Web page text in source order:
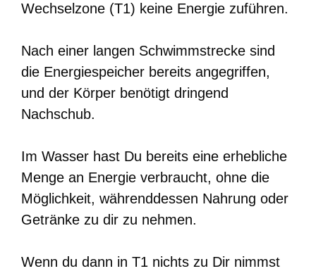
Wechselzone (T1) keine Energie zuführen.
Nach einer langen Schwimmstrecke sind
die Energiespeicher bereits angegriffen,
und der Körper benötigt dringend
Nachschub.
Im Wasser hast Du bereits eine erhebliche
Menge an Energie verbraucht, ohne die
Möglichkeit, währenddessen Nahrung oder
Getränke zu dir zu nehmen.
Wenn du dann in T1 nichts zu Dir nimmst